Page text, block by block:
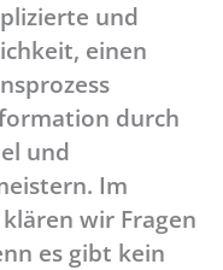
und
einen
durch
und
Im
wir Fragen
es gibt kein